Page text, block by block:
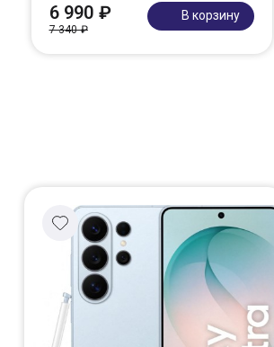
6 990 ₽
7 340 ₽
В корзину